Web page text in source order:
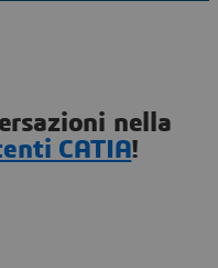
nella
CATIA!